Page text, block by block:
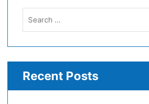
Recent Posts